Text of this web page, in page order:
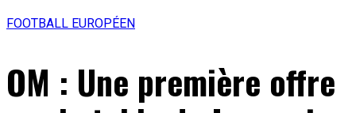
FOOTBALL EUROPÉEN
OM : Une première offre